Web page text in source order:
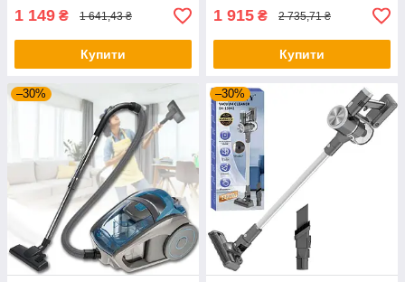
1 149 ₴ 1 641,43 ₴
Купити
1 915 ₴ 2 735,71 ₴
Купити
–30% –30%